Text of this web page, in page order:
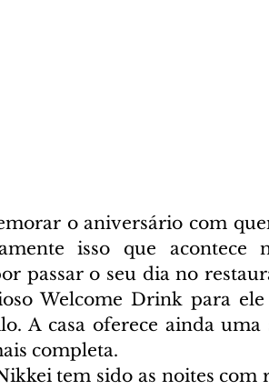
o aniversário com
isso que
passar o seu dia no
Welcome Drink para ele
A casa oferece ainda uma
completa.
tem sido as noites com